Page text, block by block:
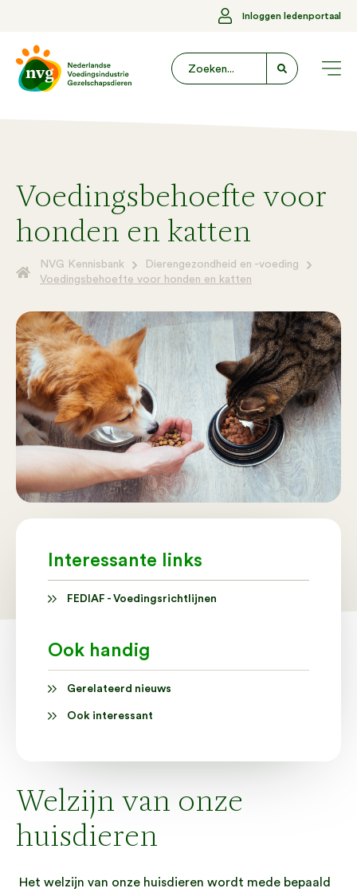
Inloggen ledenportaal
Voedingsbehoefte voor
honden en katten
NVG Kennisbank
Dierengezondheid en -voeding
Voedingsbehoefte voor honden en katten
Interessante links
FEDIAF - Voedingsrichtlijnen
Ook handig
Gerelateerd nieuws
Ook interessant
Welzijn van onze
huisdieren
Het welzijn van onze huisdieren wordt mede bepaald